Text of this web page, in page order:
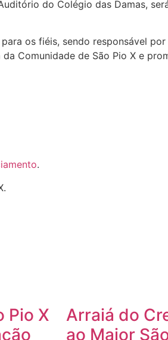
do Colégio das Damas,
os fiéis, sendo responsável
Comunidade de São Pio X e
.
Pio X
Arraiá do
ao Maior